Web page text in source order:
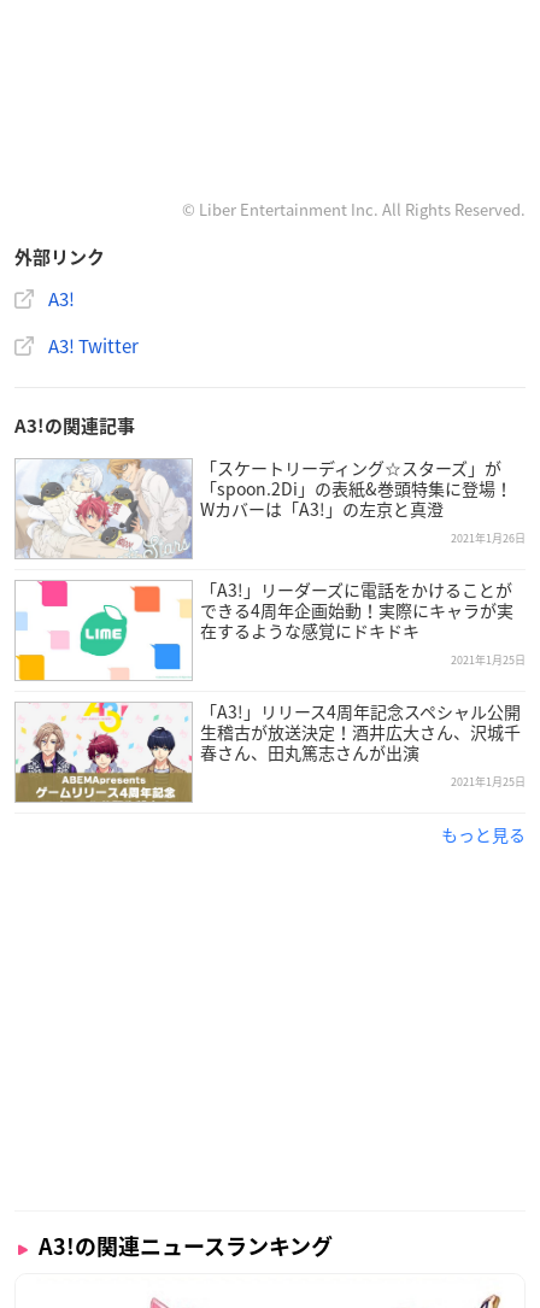
© Liber Entertainment Inc. All Rights Reserved.
外部リンク
A3!
A3! Twitter
A3!の関連記事
「スケートリーディング☆スターズ」が
「spoon.2Di」の表紙&巻頭特集に登場！
Wカバーは「A3!」の左京と真澄
2021年1月26日
「A3!」リーダーズに電話をかけることが
できる4周年企画始動！実際にキャラが実
在するような感覚にドキドキ
2021年1月25日
「A3!」リリース4周年記念スペシャル公開
生稽古が放送決定！酒井広大さん、沢城千
春さん、田丸篤志さんが出演
2021年1月25日
もっと見る
A3!の関連ニュースランキング